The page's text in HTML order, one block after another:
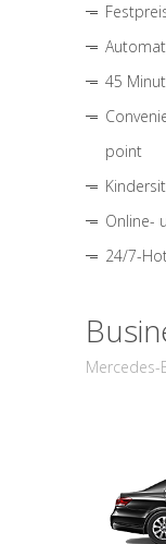
45
point
Online-
24/7-
Mercedes-